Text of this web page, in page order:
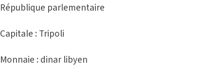
République parlementaire
Capitale : Tripoli
Monnaie : dinar libyen